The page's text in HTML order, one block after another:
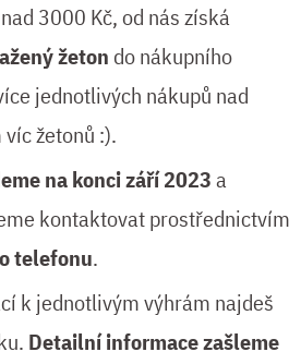
3000 Kč, od nás získá
žeton do nákupního
jednotlivých nákupů nad
žetonů :).
na konci září 2023a
kontaktovat prostřednictvím
telefonu.
k jednotlivým výhrám najdeš
Detailní informace zašleme